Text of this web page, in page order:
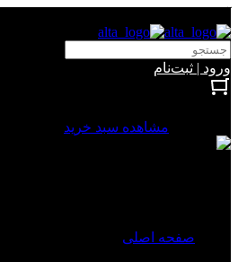
ورود | ثبت‌نام
مشاهده سبد خرید
صفحه اصلی